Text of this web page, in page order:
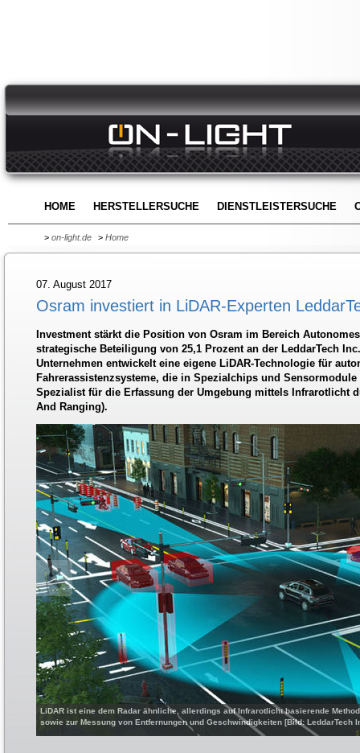
HOME HERSTELLERSUCHE DIENSTLEISTERSUCHE
> on-light.de > Home
07. August 2017
Osram investiert in LiDAR-Experten
Investment stärkt die Position von Osram im Bereich
strategische Beteiligung von 25,1 Prozent an der LeddarTech
Unternehmen entwickelt eine eigene LiDAR-Technologie für
Fahrerassistenzsysteme, die in Spezialchips und
Spezialist für die Erfassung der Umgebung mittels Infrarotlicht
And Ranging).
LiDAR ist eine dem Radar ähnliche, allerdings auf Infrarotlicht basierende
sowie zur Messung von Entfernungen und Geschwindigkeiten [Bild: LeddarTech